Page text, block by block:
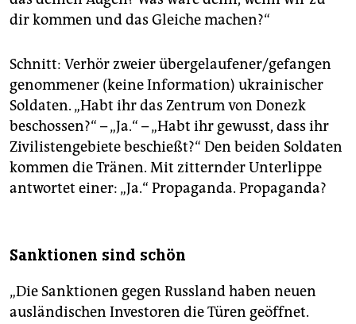
dir kommen und das Gleiche machen?“
Schnitt: Verhör zweier übergelaufener/gefangen
genommener (keine Information) ukrainischer
Soldaten. „Habt ihr das Zentrum von Donezk
beschossen?“ – „Ja.“ – „Habt ihr gewusst, dass ihr
Zivilistengebiete beschießt?“ Den beiden Soldaten
kommen die Tränen. Mit zitternder Unterlippe
antwortet einer: „Ja.“ Propaganda. Propaganda?
Sanktionen sind schön
„Die Sanktionen gegen Russland haben neuen
ausländischen Investoren die Türen geöffnet.